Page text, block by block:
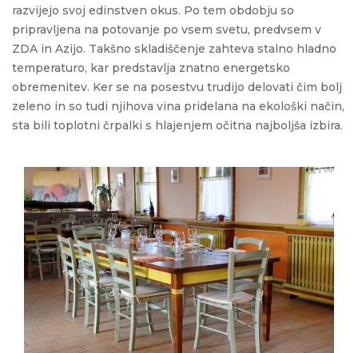
razvijejo svoj edinstven okus. Po tem obdobju so
pripravljena na potovanje po vsem svetu, predvsem v
ZDA in Azijo. Takšno skladiščenje zahteva stalno hladno
temperaturo, kar predstavlja znatno energetsko
obremenitev. Ker se na posestvu trudijo delovati čim bolj
zeleno in so tudi njihova vina pridelana na ekološki način,
sta bili toplotni črpalki s hlajenjem očitna najboljša izbira.